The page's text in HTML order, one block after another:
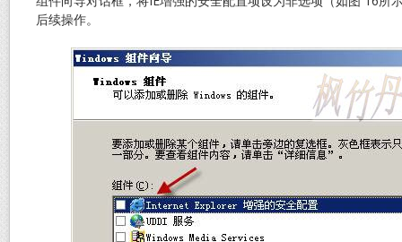
后续操作。